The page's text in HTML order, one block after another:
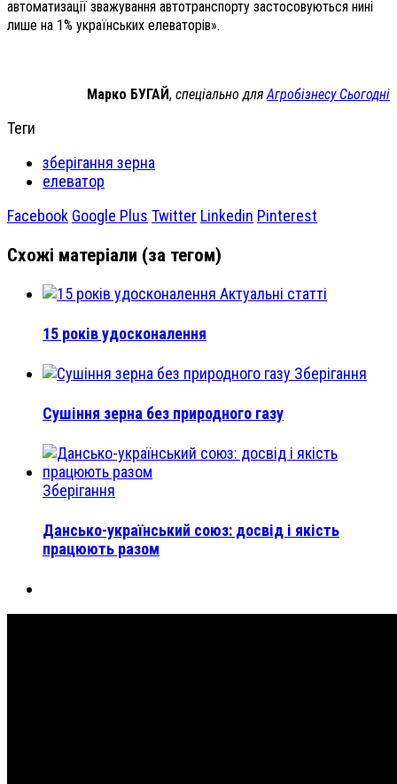
автоматизації зважування автотранспорту застосовуються нині
лише на 1% українських елеваторів».
Марко БУГАЙ, спеціально дляАгробізнесу Сьогодні
Теги
зберігання зерна
елеватор
Facebook Google Plus Twitter Linkedin Pinterest
Схожі матеріали (за тегом)
Актуальні статті
15 років удосконалення
Зберігання
Сушіння зерна без природного газу
Зберігання
Дансько-український союз: досвід і якість
працюють разом